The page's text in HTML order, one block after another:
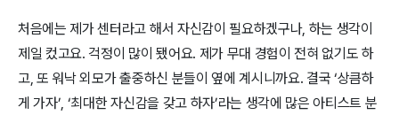
처음에는 제가 센터라고 해서 자신감이 필요하겠구나, 하는 생각이
제일 컸고요. 걱정이 많이 됐어요. 제가 무대 경험이 전혀 없기도 하
고, 또 워낙 외모가 출중하신 분들이 옆에 계시니까요. 결국 ‘상큼하
게 가자’, ‘최대한 자신감을 갖고 하자’라는 생각에 많은 아티스트 분